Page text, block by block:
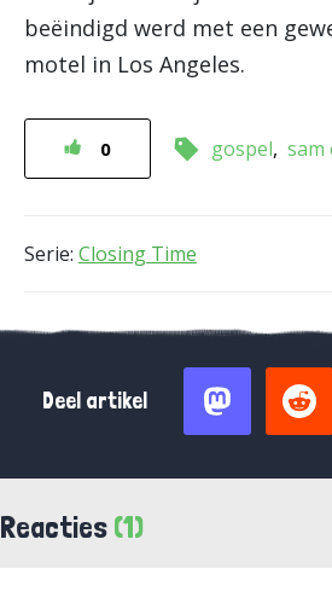
beëindigd werd met een
motel in Los Angeles.
0 gospel sam
Serie: Closing Time
Deel artikel
Reacties (1)